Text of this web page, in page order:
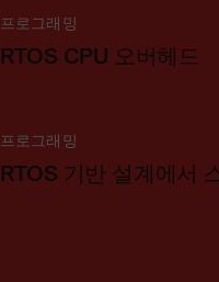
프로그래밍
RTOS CPU 오버헤드
프로그래밍
RTOS 기반 설계에서